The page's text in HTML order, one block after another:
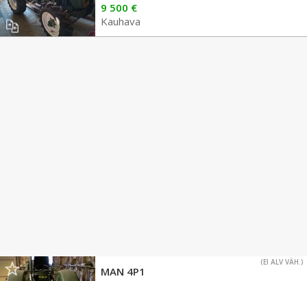
9 500 €
Kauhava
(EI ALV VÄH.)
MAN 4P1